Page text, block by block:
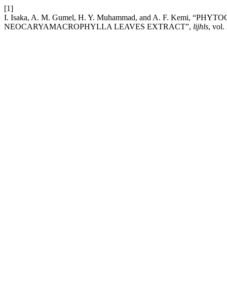
[1]
I. Isaka, A. M. Gumel, H. Y. Muhammad, and A. F. Kemi,
NEOCARYAMACROPHYLLA LEAVES EXTRACT”, lijhls, vol.